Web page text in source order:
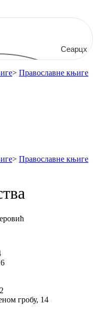
Сеарцх
> Православне књиге
> Православне књиге
гробу, 14